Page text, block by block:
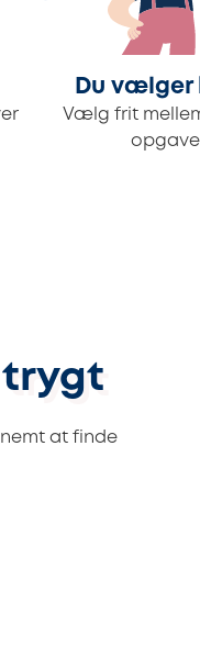
Du
Vælg frit
trygt
at finde